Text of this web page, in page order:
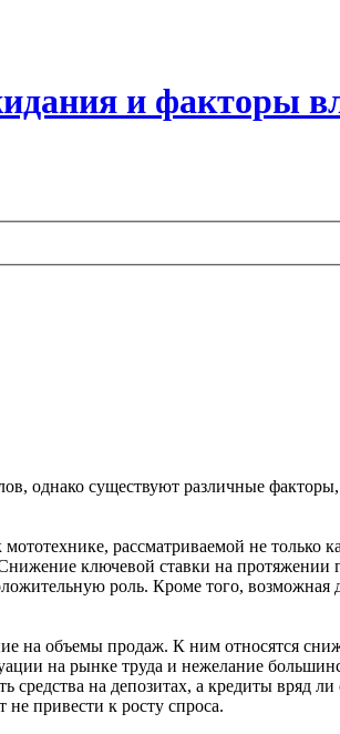
и факторы
однако существуют различные
рассматриваемой не только
ключевой ставки на
роль. Кроме того,
на объемы продаж. К ним относятся
на рынке труда и нежелание
на депозитах, а кредиты вряд
не привести к росту спроса.